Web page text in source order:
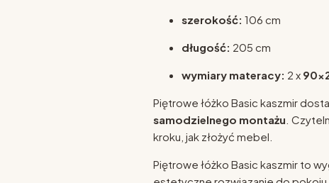
szerokość: 106 cm
długość: 205 cm
wymiary materacy: 2 x
Piętrowe łóżko Basic kaszmir
samodzielnego montażu .
kroku, jak złożyć mebel.
Piętrowe łóżko Basic kaszmir to